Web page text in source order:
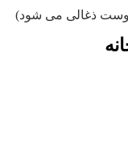
ذغالی می شود)